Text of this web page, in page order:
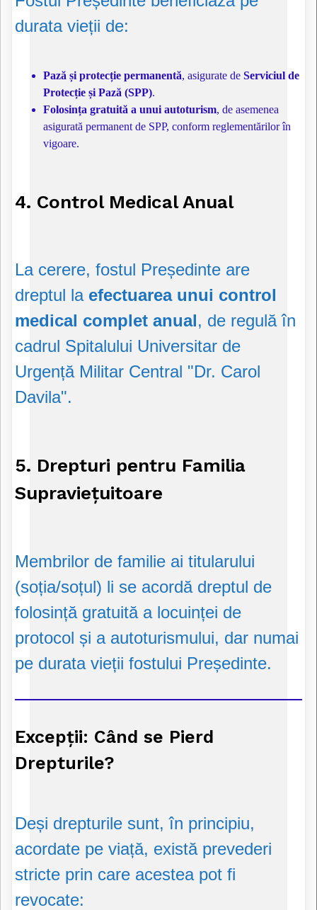
durata vieții de:
Pază și protecție permanentă, asigurate de Serviciul de
Protecție și Pază (SPP).
Folosința gratuită a unui autoturism, de asemenea
asigurată permanent de SPP, conform reglementărilor în
vigoare.
4. Control Medical Anual
La cerere, fostul Președinte are
dreptul la efectuarea unui control
medical complet anual, de regulă în
cadrul Spitalului Universitar de
Urgență Militar Central "Dr. Carol
Davila".
5. Drepturi pentru Familia
Supraviețuitoare
Membrilor de familie ai titularului
(soția/soțul) li se acordă dreptul de
folosință gratuită a locuinței de
protocol și a autoturismului, dar numai
pe durata vieții fostului Președinte.
Excepții: Când se Pierd
Drepturile?
Deși drepturile sunt, în principiu,
acordate pe viață, există prevederi
stricte prin care acestea pot fi
revocate: